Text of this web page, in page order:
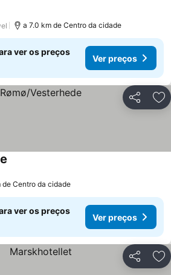
a 7.0 km de Centro da cidade
ver os preços
Ver preços
Partilhar
de Centro da cidade
ver os preços
Ver preços
Partilhar